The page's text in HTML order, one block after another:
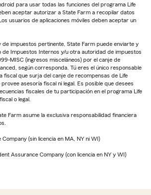
para usar todas las funciones del programa Life
aceptar autorizar a State Farm a recopilar datos
usuarios de aplicaciones móviles deben aceptar un
de impuestos pertinente, State Farm puede enviarte y
de Impuestos Internos y/u otra autoridad de impuestos
MISC (ingresos misceláneos) por el canje de
según corresponda. Tú eres el único responsable
fiscal que surja del canje de recompensas de Life
asesoría fiscal ni legal. Es posible que desees
fiscales de tu participación en el programa Life
o legal.
Farm asume la exclusiva responsabilidad financiera
(sin licencia en MA, NY ni WI)
Assurance Company (con licencia en NY y WI)